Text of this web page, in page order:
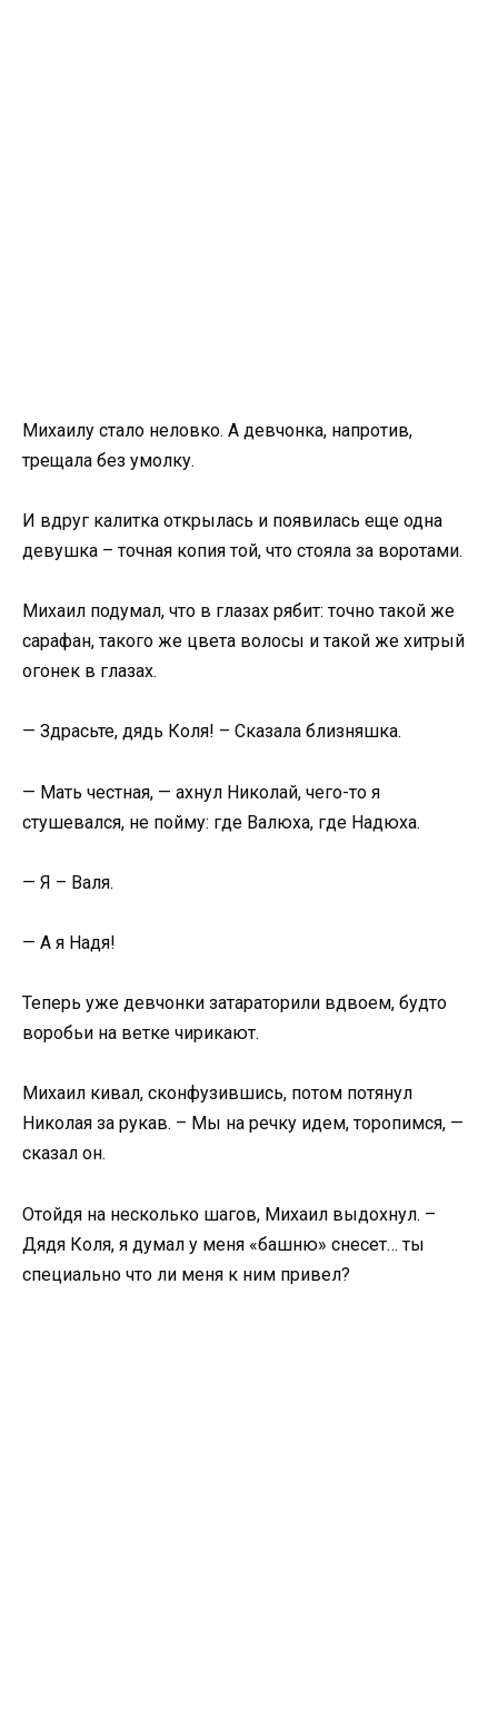
Михаилу стало неловко. А девчонка, напротив,
трещала без умолку.
И вдруг калитка открылась и появилась еще одна
девушка – точная копия той, что стояла за воротами.
Михаил подумал, что в глазах рябит: точно такой же
сарафан, такого же цвета волосы и такой же хитрый
огонек в глазах.
— Здрасьте, дядь Коля! – Сказала близняшка.
— Мать честная, — ахнул Николай, чего-то я
стушевался, не пойму: где Валюха, где Надюха.
— Я – Валя.
— А я Надя!
Теперь уже девчонки затараторили вдвоем, будто
воробьи на ветке чирикают.
Михаил кивал, сконфузившись, потом потянул
Николая за рукав. – Мы на речку идем, торопимся, —
сказал он.
Отойдя на несколько шагов, Михаил выдохнул. –
Дядя Коля, я думал у меня «башню» снесет… ты
специально что ли меня к ним привел?